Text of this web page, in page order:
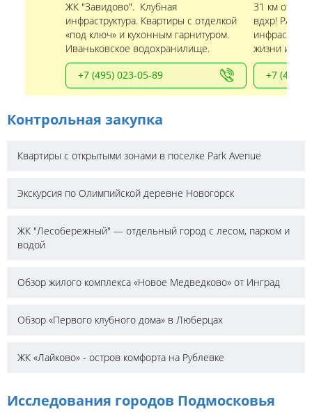
ЖК "Завидово". Клубная
инфраструктура. Квартиры с отделкой
«под ключ» и кухонным гарнитуром.
Иваньковское водохранилище.
+7 (495) 023-05-89
31 км от
вдхр!
жизни и
+7 (495)
Контрольная закупка
Квартиры с открытыми зонами в поселке Park Avenue
Экскурсия по Олимпийской деревне Новогорск
ЖК "Лесобережный" — отдельный город с лесом, парком и
водой
Обзор жилого комплекса «Новое Медведково» от Инград
Обзор «Первого клубного дома» в Люберцах
ЖК «Лайково» - остров комфорта на Рублевке
Исследования городов Подмосковья